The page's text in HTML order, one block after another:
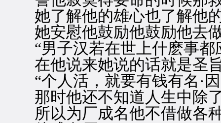
她了解他的雄心也了解他
她安慰他鼓励他鼓励他去
“男子汉若在世上什麽事都
在他说来她说的话就是圣
“个人活，就要有钱有名·因
那时他还不知道人生中除了
所以为厂成名他不借做各